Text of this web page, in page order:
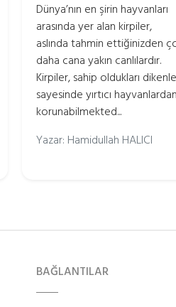
Dünya’nın en şirin hayvanları
arasında yer alan kirpiler,
aslında tahmin ettiğinizden
daha cana yakın canlılardır.
Kirpiler, sahip oldukları
sayesinde yırtıcı hayvanlardan
korunabilmekted...
Yazar: Hamidullah HALICI
BAĞLANTILAR